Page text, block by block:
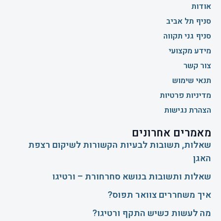
אודות
סניף תל אביב
סניף גני תקווה
מידע מקצועי
צור קשר
תנאי שימוש
מדיניות פרטיות
הצהרת נגישות
מאמרים אחרונים
שאלות, תשובות לבעיות הקשורות לשיקום רצפת
האגן
שאלות ותשובות בנושא סחרחורת – ורטיגו
איך משחררים צוואר תפוס?
​מה לעשות כשיש התקף ורטיגו?